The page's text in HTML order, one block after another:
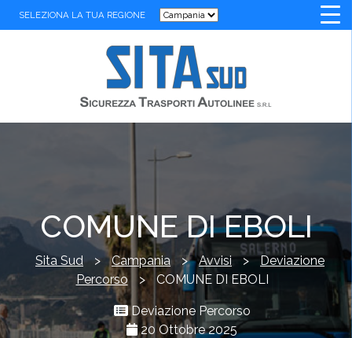
SELEZIONA LA TUA REGIONE
COMUNE DI EBOLI
Sita Sud > Campania > Avvisi > Deviazione
Percorso
> COMUNE DI EBOLI
Deviazione Percorso
20 Ottobre 2025